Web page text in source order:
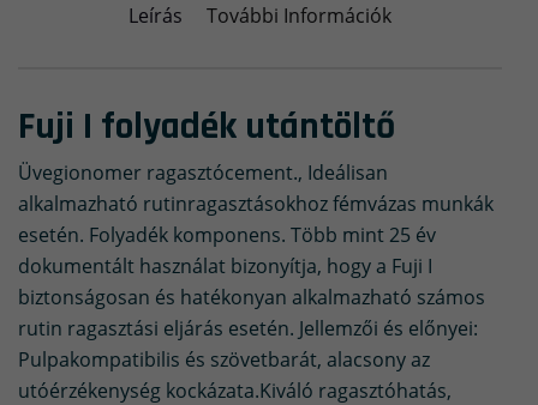
Leírás További Információk
Fuji I folyadék utántöltő
Üvegionomer ragasztócement., Ideálisan
alkalmazható rutinragasztásokhoz fémvázas munkák
esetén. Folyadék komponens. Több mint 25 év
dokumentált használat bizonyítja, hogy a Fuji I
biztonságosan és hatékonyan alkalmazható számos
rutin ragasztási eljárás esetén. Jellemzői és előnyei:
Pulpakompatibilis és szövetbarát, alacsony az
utóérzékenység kockázata.Kiváló ragasztóhatás,